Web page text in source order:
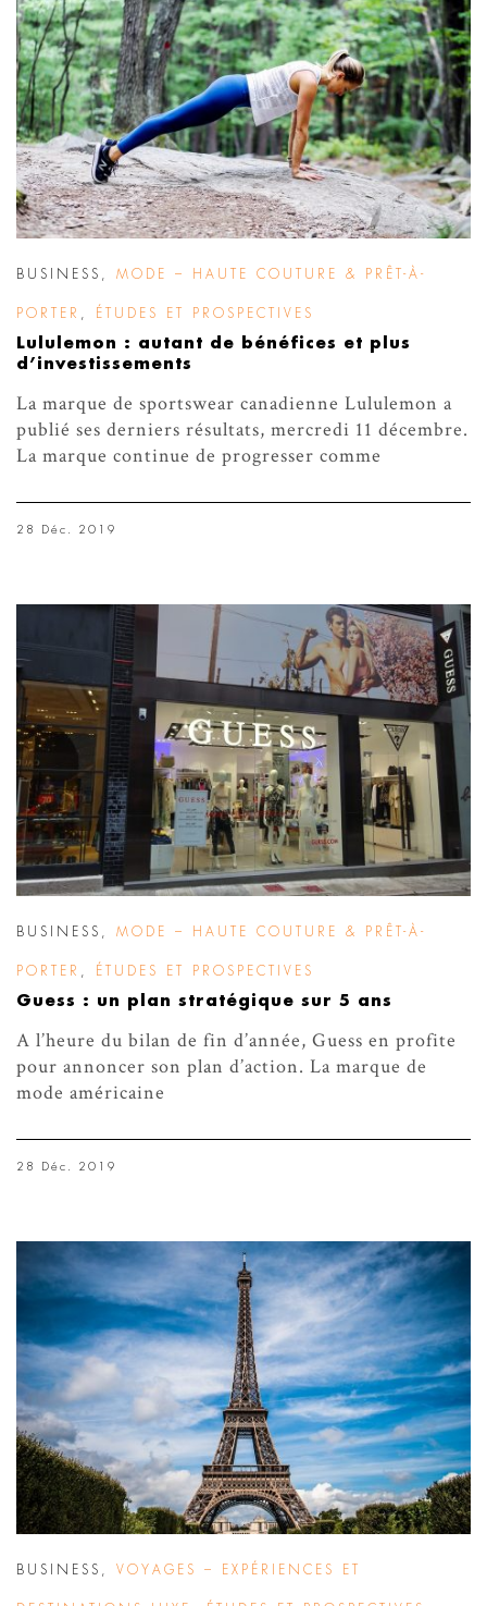
BUSINESS MODE – HAUTE COUTURE & PRÊT-À-
PORTER ÉTUDES ET PROSPECTIVES
Lululemon : autant de bénéfices et plus
d’investissements
La marque de sportswear canadienne Lululemon a
publié ses derniers résultats, mercredi 11 décembre.
La marque continue de progresser comme
28 Déc. 2019
BUSINESS , MODE – HAUTE COUTURE & PRÊT-À-
PORTER , ÉTUDES ET PROSPECTIVES
Guess : un plan stratégique sur 5 ans
A l’heure du bilan de fin d’année, Guess en profite
pour annoncer son plan d’action. La marque de
mode américaine
28 Déc. 2019
BUSINESS VOYAGES – EXPÉRIENCES ET